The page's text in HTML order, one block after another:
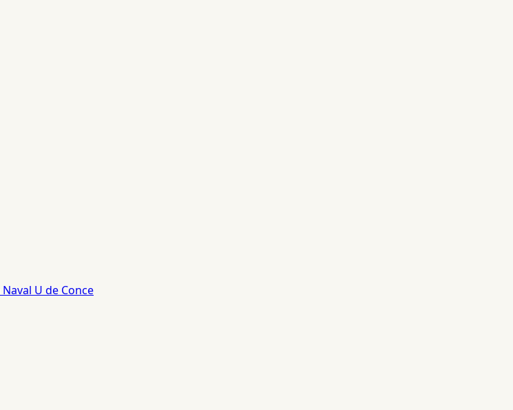
Naval U de Conce